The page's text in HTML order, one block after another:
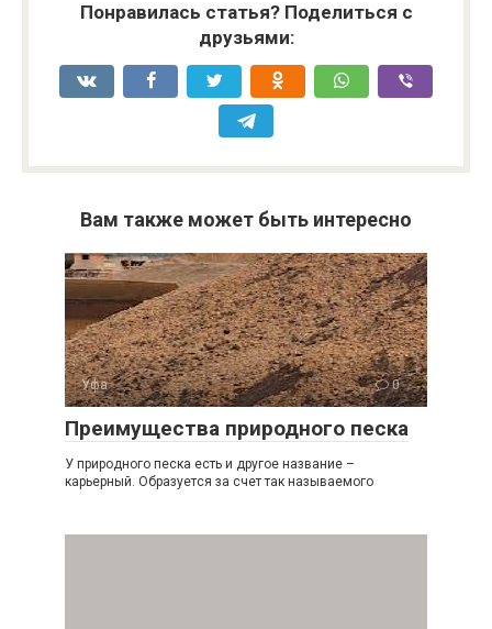
Понравилась статья? Поделиться с
друзьями:
Вам также может быть интересно
Уфа 0
Преимущества природного песка
У природного песка есть и другое название –
карьерный. Образуется за счет так называемого